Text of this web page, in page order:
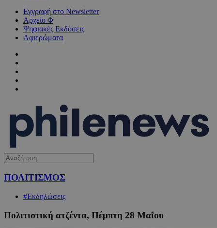
Εγγραφή στο Newsletter
Αρχείο Φ
Ψηφιακές Εκδόσεις
Αφιερώματα
ΠΟΛΙΤΙΣΜΟΣ
#Εκδηλώσεις
Πολιτιστική ατζέντα, Πέμπτη 28 Μαΐου